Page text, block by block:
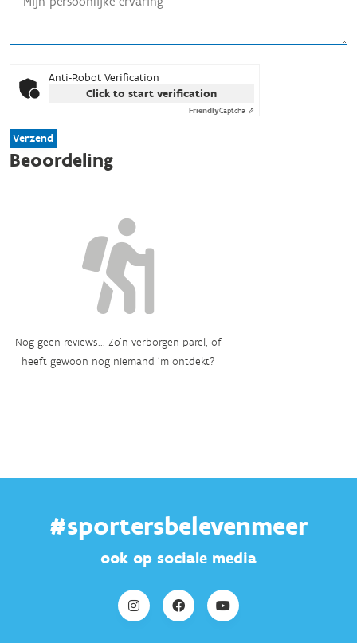
Anti-Robot Verification
Click to start verification
FriendlyCaptcha ⇗
Verzend
Beoordeling
Nog geen reviews... Zo’n verborgen parel, of
heeft gewoon nog niemand ‘m ontdekt?
#sportersbelevenmeer
ook op sociale media